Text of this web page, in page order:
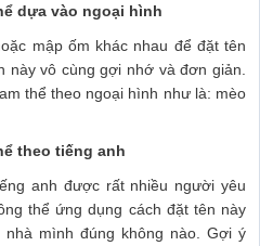
dựa vào ngoại hình
mập ốm khác nhau để đặt tên
này vô cùng gợi nhớ và đơn giản.
thể theo ngoại hình như là: mèo
theo tiếng anh
anh được rất nhiều người yêu
thể ứng dụng cách đặt tên này
mình đúng không nào. Gợi ý